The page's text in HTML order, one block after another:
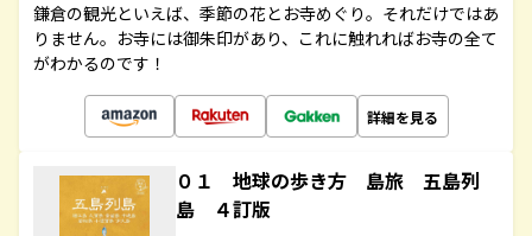
鎌倉の観光といえば、季節の花とお寺めぐり。それだけではあ
りません。お寺には御朱印があり、これに触れればお寺の全て
がわかるのです！
詳細を見る
０１ 地球の歩き方 島旅 五島列
島 ４訂版